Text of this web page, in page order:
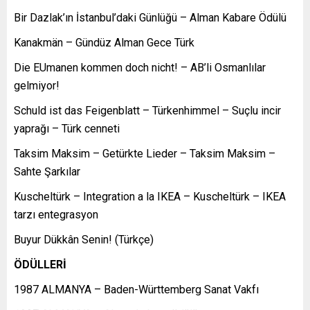
Bir Dazlak’ın İstanbul’daki Günlüğü – Alman Kabare Ödülü
Kanakmän – Gündüz Alman Gece Türk
Die EUmanen kommen doch nicht! – AB’li Osmanlılar
gelmiyor!
Schuld ist das Feigenblatt – Türkenhimmel – Suçlu incir
yaprağı – Türk cenneti
Taksim Maksim – Getürkte Lieder – Taksim Maksim –
Sahte Şarkılar
Kuscheltürk – Integration a la IKEA – Kuscheltürk – IKEA
tarzı entegrasyon
Buyur Dükkân Senin! (Türkçe)
ÖDÜLLERİ
1987 ALMANYA – Baden-Württemberg Sanat Vakfı